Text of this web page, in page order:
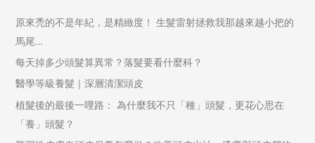
原來禿的不是年紀，是精緻度！ 生髮雷射拯救我那越來越小把的
馬尾…
每天掉多少頭髮算異常？落髮要看什麼科？
醫學等級養髮｜深層清潔頭皮
植髮後的最後一哩路： 為什麼我不只「種」頭髮，更花心思在
「養」頭髮？